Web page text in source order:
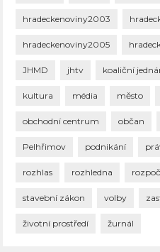
hradeckenoviny2003
hradeckenoviny2005
JHMD jhtv koaliční
kultura média město
obchodní centrum občan
Pelhřimov podnikání
rozhlas rozhledna
stavební zákon volby
životní prostředí žurnál